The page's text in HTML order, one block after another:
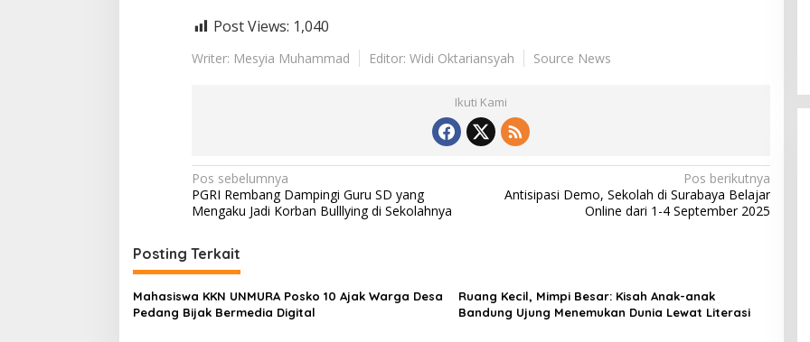
Post Views: 1,040
Writer: Mesyia Muhammad Editor: Widi Oktariansyah Source News
Ikuti Kami
N
a
i
g
a
Pos sebelumnya
PGRI Rembang Dampingi Guru SD yang
Mengaku Jadi Korban Bulllying di Sekolahnya
Pos berikutnya
Antisipasi Demo, Sekolah di Surabaya Belajar
Online dari 1-4 September 2025
Posting Terkait
Mahasiswa KKN UNMURA Posko 10 Ajak Warga Desa
Pedang Bijak Bermedia Digital
Ruang Kecil, Mimpi Besar: Kisah Anak-anak
Bandung Ujung Menemukan Dunia Lewat Literasi